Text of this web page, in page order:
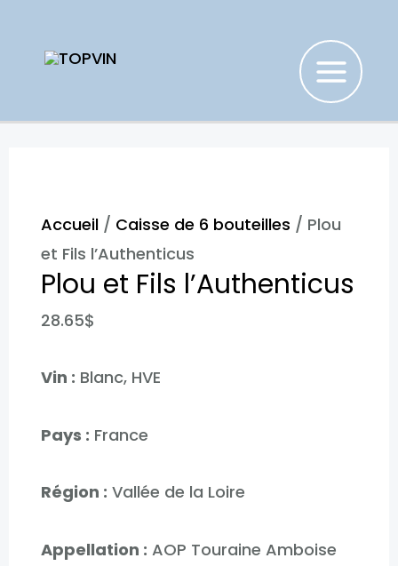
contenu
MAIN
Accueil/ Caisse de 6 bouteilles / Plou
et Fils l’Authenticus​
Plou et Fils l’Authenticus​
28.65$
Vin : Blanc, HVE
Pays : France
Région : Vallée de la Loire
Appellation : AOP Touraine Amboise